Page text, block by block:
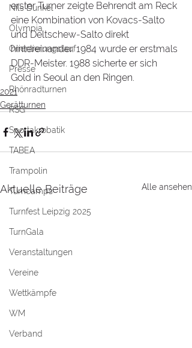
Nils Dunkel
Olympia
Orientierungslauf
Presse
Rhönradturnen
RSG
Sportakrobatik
TABEA
Trampolin
Turncamps
Turnfest Leipzig 2025
TurnGala
Veranstaltungen
Vereine
Wettkämpfe
WM
Verband
erster Turner zeigte Behrendt am Reck
eine Kombination von Kovacs-Salto
und Deltschew-Salto direkt
hintereinander. 1984 wurde er erstmals
DDR-Meister. 1988 sicherte er sich
Gold in Seoul an den Ringen.
2021
Gerätturnen
Aktuelle Beiträge Alle ansehen